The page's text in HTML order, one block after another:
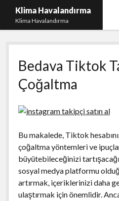
Klima Havalandırma
Klima Havalandırma
Bedava Tiktok Takipçi
Igtv Beğeni Gönderme Parasız
iPhone Instagram Gizli Hesap
Sayfa Listesi
Bedava Tiktok
Çoğaltma
Bu makalede, Tiktok
çoğaltma yöntemleri ve
büyütebileceğinizi
sosyal medya platformu
artırmak, içeriklerinizi daha
ulaştırmak için önemlidir.